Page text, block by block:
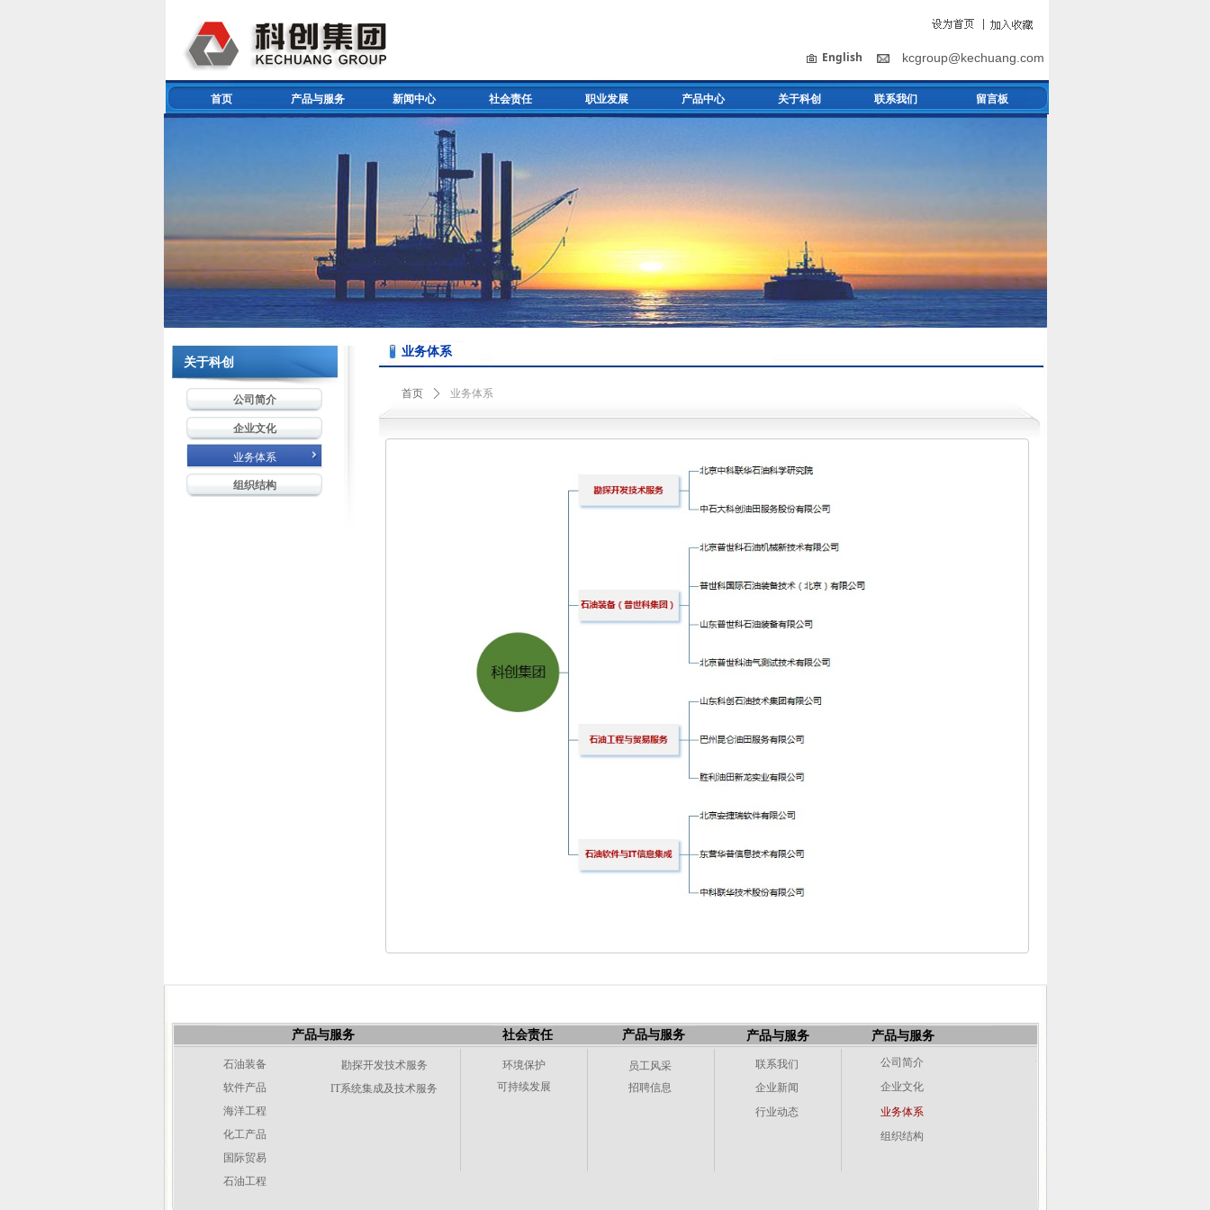
English kcgroup@kechuang.com
首页 产品与服务 新闻中心 社会责任 职业发展 产品中心 关于科创 联系我们 留言板
业务体系
首页 ꄲ 业务体系
关于科创
公司简介
企业文化
业务体系
组织结构
产品与服务 社会责任 产品与服务 产品与服务 产品与服务
石油装备
软件产品
海洋工程
化工产品
国际贸易
石油工程
勘探开发技术服务
IT系统集成及技术服务
环境保护
可持续发展
员工风采
招聘信息
联系我们
企业新闻
行业动态
公司简介
企业文化
业务体系
组织结构